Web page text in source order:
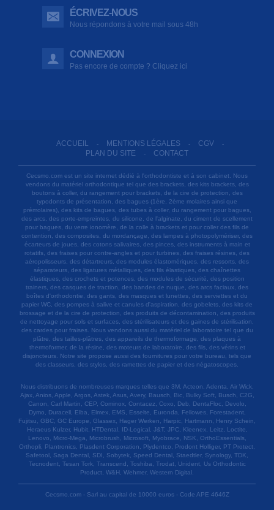
ÉCRIVEZ-NOUS
Nous répondons à votre mail sous 48h
CONNEXION
Pas encore de compte ? Cliquez ici
ACCUEIL - MENTIONS LÉGALES - CGV -
PLAN DU SITE - CONTACT
Cecsmo.com est un site internet dédié à l'orthodontiste et à son cabinet. Nous
vendons du matériel orthodontique tel que des brackets, des kits brackets, des
boutons à coller, du rangement pour brackets, de la cire de protection, des
typodonts de présentation, des bagues (1ère, 2ème molaires ainsi que
prémolaires), des kits de bagues, des tubes à coller, du rangement pour bagues,
des arcs, des porte-empreintes, du silicone, de l'alginate, du ciment de scellement
pour bagues, du verre ionomère, de la colle à brackets et pour coller des fils de
contention, des composites, du mordançage, des lampes à photopolymériser, des
écarteurs de joues, des cotons salivaires, des pinces, des instruments à main et
rotatifs, des fraises pour contre-angles et pour turbines, des fraises résines, des
aéropolisseurs, des détartreurs, des modules élastomériques, des ressorts, des
séparateurs, des ligatures métalliques, des fils élastiques, des chaînettes
élastiques, des crochets et potences, des modules de sécurité, des position
trainers, des casques de traction, des bandes de nuque, des arcs faciaux, des
boîtes d'orthodontie, des gants, des masques et lunettes, des serviettes et du
papier WC, des pompes à salive et canules d'aspiration, des gobelets, des kits de
brossage et de la cire de protection, des produits de décontamination, des produits
de nettoyage pour sols et surfaces, des stérilisateurs et des gaines de stérilisation,
des cardes pour fraises. Nous vendons aussi du matériel de laboratoire tel que du
plâtre, des tailles-plâtres, des appareils de thermoformage, des plaques à
thermoformer, de la résine, des moteurs de laboratoire, des fils, des vérins et
disjoncteurs. Notre site propose aussi des fournitures pour votre bureau, tels que
des classeurs, des stylos, des ramettes de papier et des négatoscopes.
Nous distribuons de nombreuses marques telles que 3M, Acteon, Adenta, Air Wick,
Ajax, Anios, Apple, Argos, Astek, Asus, Avery, Bausch, Bic, Bulky Soft, Busch, C2G,
Canon, Carl Martin, CEP, Cominox, Contacez, Coxo, Deb, DentaFloc, Devolo,
Dymo, Duracell, Elba, Elmex, EMS, Esselte, Euronda, Fellowes, Forestadent,
Fujitsu, GBC, GC Europe, Glassex, Hager Werken, Harpic, Hartmann, Henry Schein,
Heraeus Kulzer, Hubit, HTDental, ID-Logical, J&T, JPC, Kleenex, Leitz, Loctite,
Lenovo, Micro-Mega, Microbrush, Microsoft, Myobrace, NSK, OrthoEssentials,
Orthopli, Plantronics, Plasdent Corporation, Plydentco, Prodont Holliger, PT Protect,
Safetool, Saga Dental, SDI, Sobytek, Speed Dental, Staedtler, Synology, TDK,
Tecnodent, Tesan Tork, Transcend, Toshiba, Trodat, Unident, Us Orthodontic
Product, W&H, Wehmer, Western Digital.
Cecsmo.com - Sarl au capital de 10000 euros - Code APE 4646Z